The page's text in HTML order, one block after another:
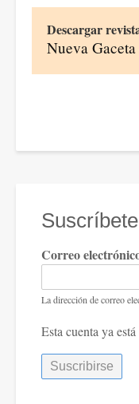
Descargar
Nueva Gaceta
Suscríbete
Correo
La dirección de correo
Esta cuenta ya